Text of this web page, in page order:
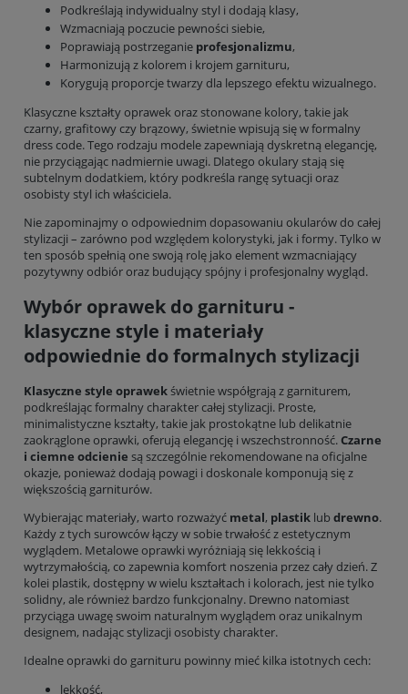
Podkreślają indywidualny styl i dodają klasy,
Wzmacniają poczucie pewności siebie,
Poprawiają postrzeganie profesjonalizmu,
Harmonizują z kolorem i krojem garnituru,
Korygują proporcje twarzy dla lepszego efektu wizualnego.
Klasyczne kształty oprawek oraz stonowane kolory, takie jak
czarny, grafitowy czy brązowy, świetnie wpisują się w formalny
dress code. Tego rodzaju modele zapewniają dyskretną elegancję,
nie przyciągając nadmiernie uwagi. Dlatego okulary stają się
subtelnym dodatkiem, który podkreśla rangę sytuacji oraz
osobisty styl ich właściciela.
Nie zapominajmy o odpowiednim dopasowaniu okularów do całej
stylizacji – zarówno pod względem kolorystyki, jak i formy. Tylko w
ten sposób spełnią one swoją rolę jako element wzmacniający
pozytywny odbiór oraz budujący spójny i profesjonalny wygląd.
Wybór oprawek do garnituru -
klasyczne style i materiały
odpowiednie do formalnych stylizacji
Klasyczne style oprawekświetnie współgrają z garniturem,
podkreślając formalny charakter całej stylizacji. Proste,
minimalistyczne kształty, takie jak prostokątne lub delikatnie
zaokrąglone oprawki, oferują elegancję i wszechstronność.Czarne
i ciemne odcienie są szczególnie rekomendowane na oficjalne
okazje, ponieważ dodają powagi i doskonale komponują się z
większością garniturów.
Wybierając materiały, warto rozważyć metal, plastik lub drewno.
Każdy z tych surowców łączy w sobie trwałość z estetycznym
wyglądem. Metalowe oprawki wyróżniają się lekkością i
wytrzymałością, co zapewnia komfort noszenia przez cały dzień. Z
kolei plastik, dostępny w wielu kształtach i kolorach, jest nie tylko
solidny, ale również bardzo funkcjonalny. Drewno natomiast
przyciąga uwagę swoim naturalnym wyglądem oraz unikalnym
designem, nadając stylizacji osobisty charakter.
Idealne oprawki do garnituru powinny mieć kilka istotnych cech:
lekkość,